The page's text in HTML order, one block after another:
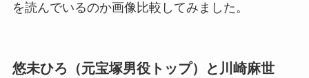
を読んでいるのか画像比較してみました。
悠未ひろ（元宝塚男役トップ）と川崎麻世